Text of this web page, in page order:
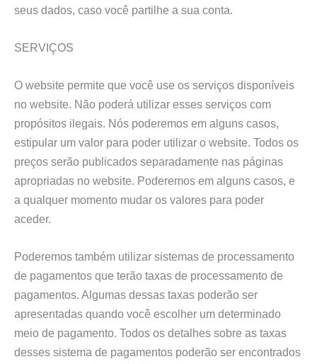
seus dados, caso você partilhe a sua conta.
SERVIÇOS
O website permite que você use os serviços disponíveis
no website. Não poderá utilizar esses serviços com
propósitos ilegais. Nós poderemos em alguns casos,
estipular um valor para poder utilizar o website. Todos os
preços serão publicados separadamente nas páginas
apropriadas no website. Poderemos em alguns casos, e
a qualquer momento mudar os valores para poder
aceder.
Poderemos também utilizar sistemas de processamento
de pagamentos que terão taxas de processamento de
pagamentos. Algumas dessas taxas poderão ser
apresentadas quando você escolher um determinado
meio de pagamento. Todos os detalhes sobre as taxas
desses sistema de pagamentos poderão ser encontrados